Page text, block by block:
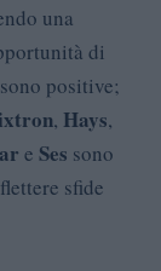
una
di
positive;
, Hays,
e Ses sono
sfide